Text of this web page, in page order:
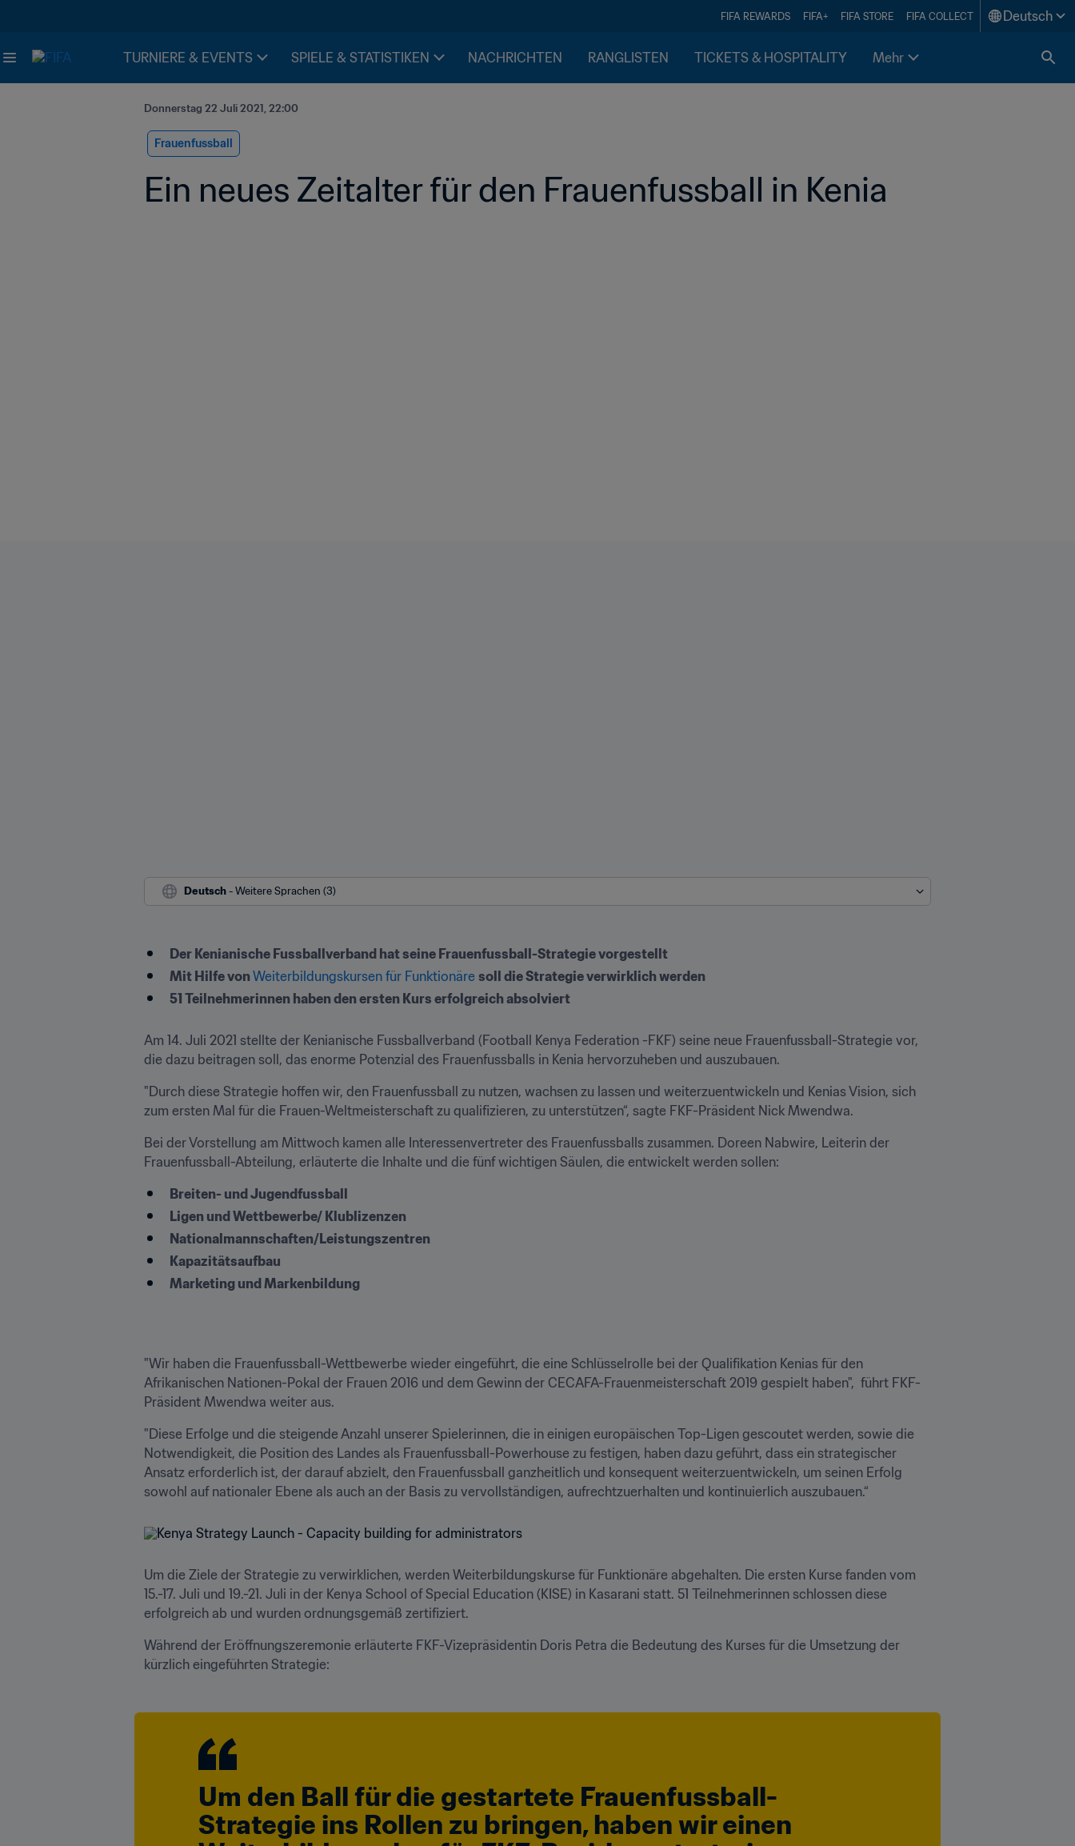
FIFA REWARDS FIFA+ FIFA STORE FIFA COLLECT Deutsch
TURNIERE & EVENTS SPIELE & STATISTIKEN NACHRICHTEN RANGLISTEN TICKETS & HOSPITALITY Mehr
Donnerstag 22 Juli 2021, 22:00
Frauenfussball
Ein neues Zeitalter für den Frauenfussball in Kenia
Deutsch - Weitere Sprachen (3)
Der Kenianische Fussballverband hat seine Frauenfussball-Strategie vorgestellt
Mit Hilfe von Weiterbildungskursen für Funktionäre soll die Strategie verwirklich werden
51 Teilnehmerinnen haben den ersten Kurs erfolgreich absolviert
Am 14. Juli 2021 stellte der Kenianische Fussballverband (Football Kenya Federation -FKF) seine neue Frauenfussball-Strategie vor,
die dazu beitragen soll, das enorme Potenzial des Frauenfussballs in Kenia hervorzuheben und auszubauen.
"Durch diese Strategie hoffen wir, den Frauenfussball zu nutzen, wachsen zu lassen und weiterzuentwickeln und Kenias Vision, sich
zum ersten Mal für die Frauen-Weltmeisterschaft zu qualifizieren, zu unterstützen“, sagte FKF-Präsident Nick Mwendwa.
Bei der Vorstellung am Mittwoch kamen alle Interessenvertreter des Frauenfussballs zusammen. Doreen Nabwire, Leiterin der
Frauenfussball-Abteilung, erläuterte die Inhalte und die fünf wichtigen Säulen, die entwickelt werden sollen:
Breiten- und Jugendfussball
Ligen und Wettbewerbe/ Klublizenzen
Nationalmannschaften/Leistungszentren
Kapazitätsaufbau
Marketing und Markenbildung
"Wir haben die Frauenfussball-Wettbewerbe wieder eingeführt, die eine Schlüsselrolle bei der Qualifikation Kenias für den
Afrikanischen Nationen-Pokal der Frauen 2016 und dem Gewinn der CECAFA-Frauenmeisterschaft 2019 gespielt haben",  führt FKF-
Präsident Mwendwa weiter aus.
"Diese Erfolge und die steigende Anzahl unserer Spielerinnen, die in einigen europäischen Top-Ligen gescoutet werden, sowie die
Notwendigkeit, die Position des Landes als Frauenfussball-Powerhouse zu festigen, haben dazu geführt, dass ein strategischer
Ansatz erforderlich ist, der darauf abzielt, den Frauenfussball ganzheitlich und konsequent weiterzuentwickeln, um seinen Erfolg
sowohl auf nationaler Ebene als auch an der Basis zu vervollständigen, aufrechtzuerhalten und kontinuierlich auszubauen.“
Um die Ziele der Strategie zu verwirklichen, werden Weiterbildungskurse für Funktionäre abgehalten. Die ersten Kurse fanden vom
15.-17. Juli und 19.-21. Juli in der Kenya School of Special Education (KISE) in Kasarani statt. 51 Teilnehmerinnen schlossen diese
erfolgreich ab und wurden ordnungsgemäß zertifiziert.
Während der Eröffnungszeremonie erläuterte FKF-Vizepräsidentin Doris Petra die Bedeutung des Kurses für die Umsetzung der
kürzlich eingeführten Strategie:
Um den Ball für die gestartete Frauenfussball-
Strategie ins Rollen zu bringen, haben wir einen